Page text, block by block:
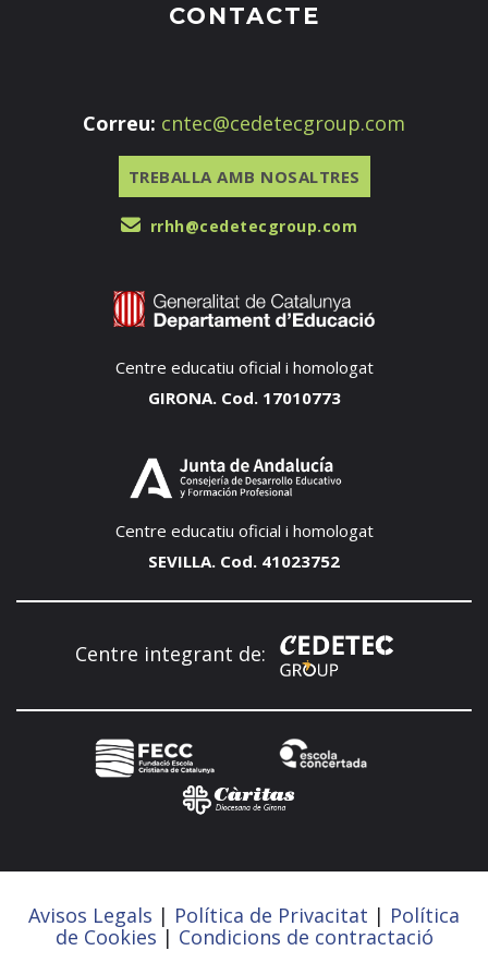
CONTACTE
Correu: cntec@cedetecgroup.com
TREBALLA AMB NOSALTRES
rrhh@cedetecgroup.com
Centre educatiu oficial i homologat
GIRONA. Cod. 17010773
Centre educatiu oficial i homologat
SEVILLA. Cod. 41023752
Centre integrant de:
Avisos Legals | Política de Privacitat | Política
de Cookies | Condicions de contractació